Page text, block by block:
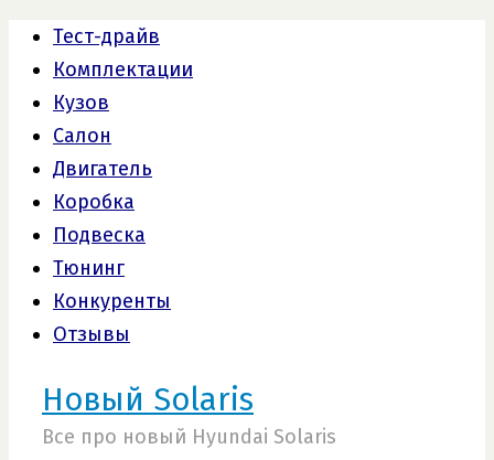
Тест-драйв
Комплектации
Кузов
Салон
Двигатель
Коробка
Подвеска
Тюнинг
Конкуренты
Отзывы
Новый Solaris
Все про новый Hyundai Solaris